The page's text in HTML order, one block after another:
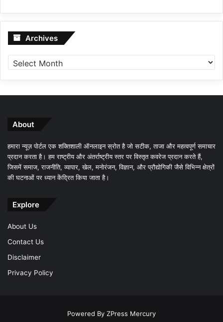
Archives Archives
About
हमारा न्यूज़ पोर्टल एक शक्तिशाली ऑनलाइन स्रोत है जो सटीक, ताजा और महत्वपूर्ण समाचार
प्रदान करता है। हम राष्ट्रीय और अंतर्राष्ट्रीय स्तर पर विस्तृत कवरेज प्रदान करते हैं,
जिसमें समाज, राजनीति, व्यापार, खेल, मनोरंजन, विज्ञान, और प्रौद्योगिकी जैसे विभिन्न क्षेत्रों
की घटनाओं पर ध्यान केंद्रित किया जाता है।
Explore
About Us
Contact Us
Disclaimer
Privacy Policy
Powered By ZPress Mercury